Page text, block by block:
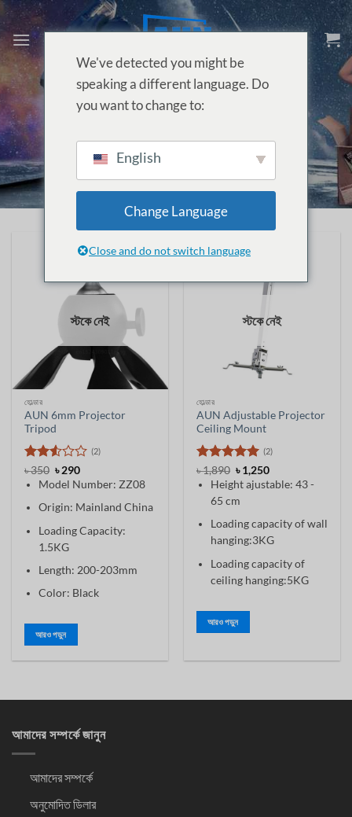
Skip
to
content
স্টকে নেই
হোল্ডার
AUN 6mm Projector
Tripod
5 ের
মধ্যে
রেট
(2)
৳350 আসল
দাম
ছিল:
৳290বর্তমান
মূল্য
হল:
Model Number: ZZ08
Origin: Mainland China
Loading Capacity:
1.5KG
Length: 200-203mm
Color: Black
আরও পড়ুন
স্টকে নেই
হোল্ডার
AUN Adjustable Projector
Ceiling Mount
5 ের মধ্যে
5 রেট
(2)
৳1,890 আসল
দাম
ছিল:
৳ 1,890।
৳1,250বর্তমান
মূল্য
হল:
Height ajustable: 43 -
65 cm
Loading capacity of wall
hanging:3KG
Loading capacity of
ceiling hanging:5KG
আরও পড়ুন
আমাদের সম্পর্কে জানুন
আমাদের সম্পর্কে
অনুমোদিত ডিলার
We've detected you might be
speaking a different language. Do
you want to change to:
English
Change Language
Close and do not switch language